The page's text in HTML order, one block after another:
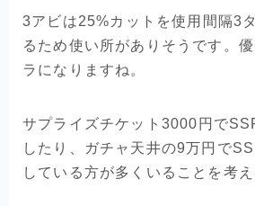
3アビは25%カットを使用間隔3
るため使い所がありそうです。
ラになりますね。
サプライズチケット3000円で
したり、ガチャ天井の9万円で
している方が多くいることを考え